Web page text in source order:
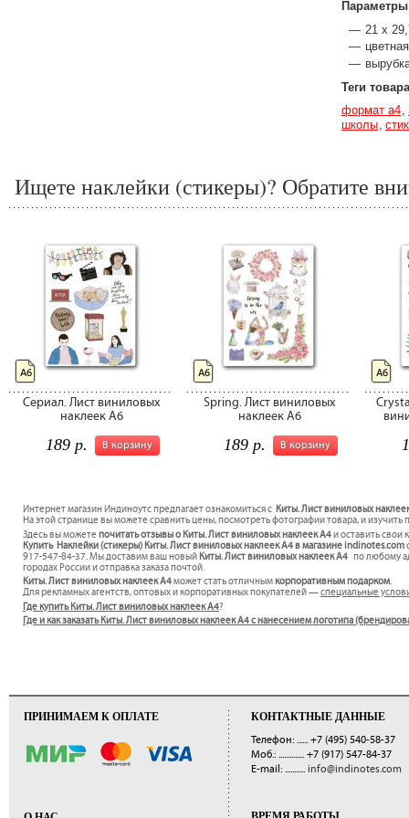
Параметры
21 х
Теги товара
формат а4
школы
Ищете наклейки (стикеры)? Обратите
Сериал. Лист виниловых
наклеек А6
В корзину
189 р.
А6
Spring. Лист виниловых
наклеек А6
В корзину
189 р.
А6 А6
Интернет магазин Индиноутс предлагает ознакомиться с Киты. Лист виниловых
На этой странице вы можете сравнить цены, посмотреть фотографии товара, и
Здесь вы можете почитать отзывы о Киты. Лист виниловых наклеек А4и оставить свои
Купить Наклейки (стикеры) Киты. Лист виниловых наклеек А4 в магазине indinotes.com
917-547-84-37. Мы доставим ваш новый Киты. Лист виниловых наклеек А4 по любому
городах России и отправка заказа почтой.
Киты. Лист виниловых наклеек А4может стать отличнымкорпоративным подарком.
Для рекламных агентств, оптовых и корпоративных покупателей —специальные
Где купить Киты. Лист виниловых наклеек А4?
Где и как заказать Киты. Лист виниловых наклеек А4 с нанесением логотипа
ПРИНИМАЕМ К ОПЛАТЕ КОНТАКТНЫЕ ДАННЫЕ
Телефон: ...... +7 (495) 540-58-37
Моб.: .............. +7 (917) 547-84-37
E-mail: ........... info@indinotes.com